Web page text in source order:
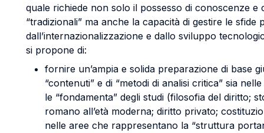
quale richiede non solo il possesso di conoscenze e
“tradizionali” ma anche la capacità di gestire le sfide
dall’internazionalizzazione e dallo sviluppo
si propone di:
fornire un’ampia e solida preparazione di base
“contenuti” e di “metodi di analisi critica” sia
le “fondamenta” degli studi (filosofia del diritto;
romano all’età moderna; diritto privato;
nelle aree che rappresentano la “struttura